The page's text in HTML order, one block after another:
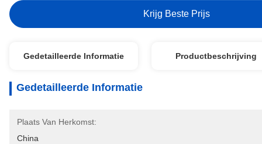
Krijg Beste Prijs
Gedetailleerde Informatie Productbeschrijving
Gedetailleerde Informatie
Plaats Van Herkomst:
China